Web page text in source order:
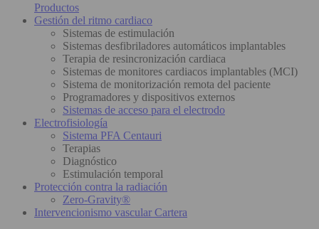
Productos
Gestión del ritmo cardiaco
Sistemas de estimulación
Sistemas desfibriladores automáticos implantables
Terapia de resincronización cardiaca
Sistemas de monitores cardiacos implantables (MCI)
Sistema de monitorización remota del paciente
Programadores y dispositivos externos
Sistemas de acceso para el electrodo
Electrofisiología
Sistema PFA Centauri
Terapias
Diagnóstico
Estimulación temporal
Protección contra la radiación
Zero-Gravity®
Intervencionismo vascular Cartera